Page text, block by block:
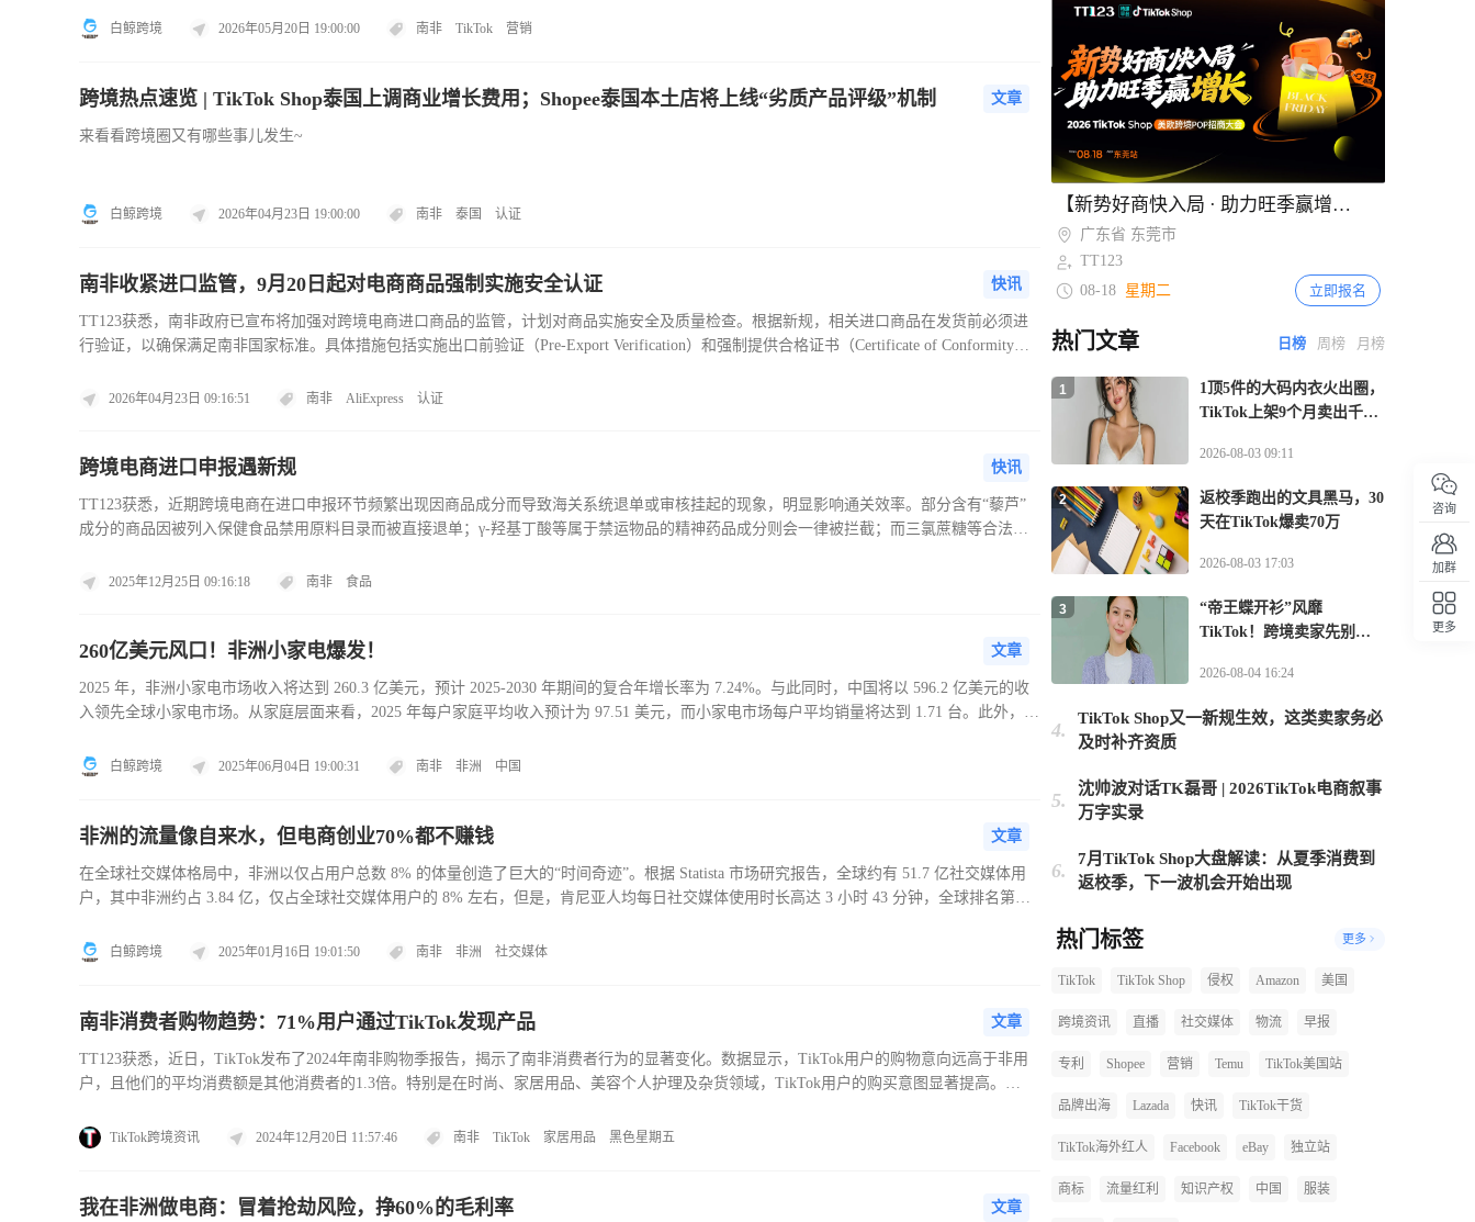
白鲸跨境 2026年05月20日 19:00:00 南非 TikTok 营销
跨境热点速览 | TikTok Shop泰国上调商业增长费用；Shopee泰国本土店将上线“劣质产品评级”机制 文章
来看看跨境圈又有哪些事儿发生~
白鲸跨境 2026年04月23日 19:00:00 南非 泰国 认证
南非收紧进口监管，9月20日起对电商商品强制实施安全认证 快讯
TT123获悉，南非政府已宣布将加强对跨境电商进口商品的监管，计划对商品实施安全及质量检查。根据新规，相关进口商品在发货前必须进
行验证，以确保满足南非国家标准。具体措施包括实施出口前验证（Pre-Export Verification）和强制提供合格证书（Certificate of Conformity，
期间，相关部门将同步开展测试和抽检。值得注意的是，中国进口商品将成为首批试点对象，因为中国是南非最大的进口来源国。
2026年04月23日 09:16:51 南非 AliExpress 认证
跨境电商进口申报遇新规 快讯
TT123获悉，近期跨境电商在进口申报环节频繁出现因商品成分而导致海关系统退单或审核挂起的现象，明显影响通关效率。部分含有“藜芦”
成分的商品因被列入保健食品禁用原料目录而被直接退单；γ-羟基丁酸等属于禁运物品的精神药品成分则会一律被拦截；而三氯蔗糖等合法添
产地的官方自由销售证明等文件。为降低通关风险，建议企业提前筛查敏感成分，建立预审机制并准备合规证明材料。
2025年12月25日 09:16:18 南非 食品
260亿美元风口！非洲小家电爆发！ 文章
2025 年，非洲小家电市场收入将达到 260.3 亿美元，预计 2025-2030 年期间的复合年增长率为 7.24%。与此同时，中国将以 596.2 亿美元的收
入领先全球小家电市场。从家庭层面来看，2025 年每户家庭平均收入预计为 97.51 美元，而小家电市场每户平均销量将达到 1.71 台。此外，
白鲸跨境 2025年06月04日 19:00:31 南非 非洲 中国
非洲的流量像自来水，但电商创业70%都不赚钱 文章
在全球社交媒体格局中，非洲以仅占用户总数 8% 的体量创造了巨大的“时间奇迹”。根据 Statista 市场研究报告，全球约有 51.7 亿社交媒体用
户，其中非洲约占 3.84 亿，仅占全球社交媒体用户的 8% 左右，但是，肯尼亚人均每日社交媒体使用时长高达 3 小时 43 分钟，全球排名第
白鲸跨境 2025年01月16日 19:01:50 南非 非洲 社交媒体
南非消费者购物趋势：71%用户通过TikTok发现产品 文章
TT123获悉，近日，TikTok发布了2024年南非购物季报告，揭示了南非消费者行为的显著变化。数据显示，TikTok用户的购物意向远高于非用
户，且他们的平均消费额是其他消费者的1.3倍。特别是在时尚、家居用品、美容个人护理及杂货领域，TikTok用户的购买意图显著提高。
TikTok跨境资讯 2024年12月20日 11:57:46 南非 TikTok 家居用品 黑色星期五
我在非洲做电商：冒着抢劫风险，挣60%的毛利率 文章
规模预计达2153亿美元
2天前
越南电商法实施直播监管新规 2027年起
平台须电子核验卖家与主播身份
229
Item
of
2
【新势好商快入局 · 助力旺季赢增长】TikTok Shop美欧跨境POP招商大会·东莞站
广东省 东莞市
TT123
08-18 星期二 立即报名
热门文章 日榜 周榜 月榜
1顶5件的大码内衣火出圈，
TikTok上架9个月卖出千万
2026-08-03 09:11
1
返校季跑出的文具黑马，30
天在TikTok爆卖70万
2026-08-03 17:03
2
“帝王蝶开衫”风靡
TikTok！跨境卖家先别急
2026-08-04 16:24
3
4.
TikTok Shop又一新规生效，这类卖家务必
及时补齐资质
5.
沈帅波对话TK磊哥 | 2026TikTok电商叙事
万字实录
6.
7月TikTok Shop大盘解读：从夏季消费到
返校季，下一波机会开始出现
热门标签 更多
TikTok TikTok Shop 侵权 Amazon 美国
跨境资讯 直播 社交媒体 物流 早报
专利 Shopee 营销 Temu TikTok美国站
品牌出海 Lazada 快讯 TikTok干货
TikTok海外红人 Facebook eBay 独立站
商标 流量红利 知识产权 中国 服装
咨询
加群
更多